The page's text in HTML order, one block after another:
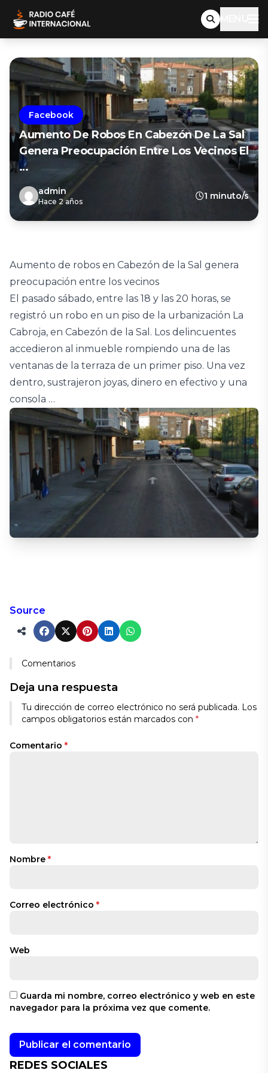
MENU
Facebook
Aumento De Robos En Cabezón De La Sal
Genera Preocupación Entre Los Vecinos El
…
admin
Hace 2 años
1 minuto/s
Aumento de robos en Cabezón de la Sal genera
preocupación entre los vecinos
El pasado sábado, entre las 18 y las 20 horas, se
registró un robo en un piso de la urbanización La
Cabroja, en Cabezón de la Sal. Los delincuentes
accedieron al inmueble rompiendo una de las
ventanas de la terraza de un primer piso. Una vez
dentro, sustrajeron joyas, dinero en efectivo y una
consola …
Source
Comentarios
Deja una respuesta
Tu dirección de correo electrónico no será publicada. Los
campos obligatorios están marcados con *
Comentario *
Nombre *
Correo electrónico *
Web
Guarda mi nombre, correo electrónico y web en este
navegador para la próxima vez que comente.
Alternative:
REDES SOCIALES